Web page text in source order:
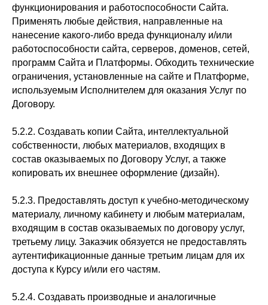
функционирования и работоспособности Сайта.
Применять любые действия, направленные на
нанесение какого-либо вреда функционалу и/или
работоспособности сайта, серверов, доменов, сетей,
программ Сайта и Платформы. Обходить технические
ограничения, установленные на сайте и Платформе,
используемым Исполнителем для оказания Услуг по
Договору.
5.2.2. Создавать копии Сайта, интеллектуальной
собственности, любых материалов, входящих в
состав оказываемых по Договору Услуг, а также
копировать их внешнее оформление (дизайн).
5.2.3. Предоставлять доступ к учебно-методическому
материалу, личному кабинету и любым материалам,
входящим в состав оказываемых по договору услуг,
третьему лицу. Заказчик обязуется не предоставлять
аутентификационные данные третьим лицам для их
доступа к Курсу и/или его частям.
5.2.4. Создавать производные и аналогичные